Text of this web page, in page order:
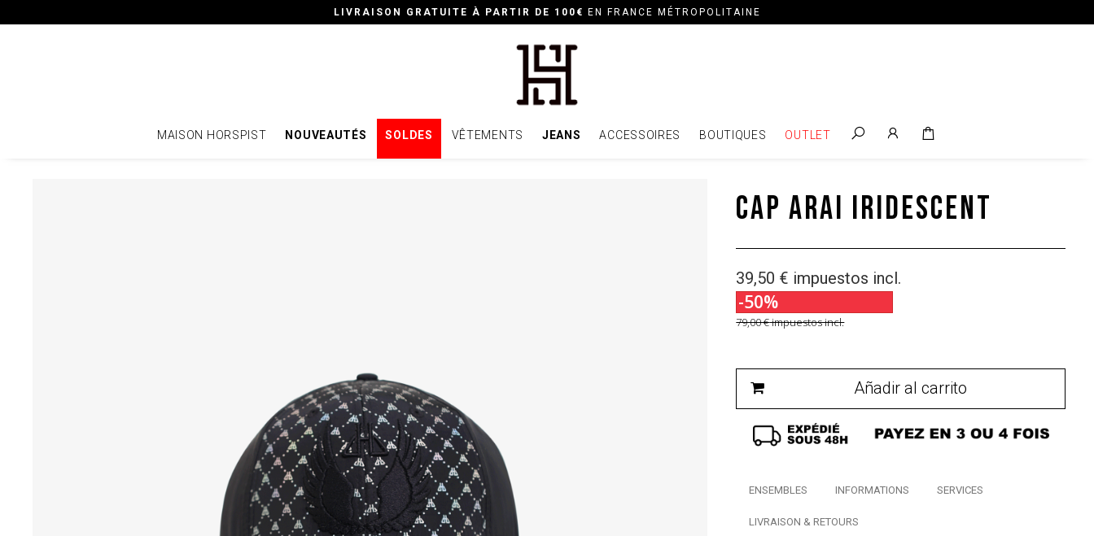
LIVRAISON GRATUITE À PARTIR DE 100€ EN FRANCE MÉTROPOLITAINE
MAISON HORSPIST NOUVEAUTÉS SOLDES VÊTEMENTS JEANS ACCESSOIRES BOUTIQUES OUTLET
Cap Arai Iridescent
39,50 € impuestos incl.
-50%
79,00 €impuestos incl.
Añadir al carrito
ENSEMBLES INFORMATIONS SERVICES
LIVRAISON & RETOURS